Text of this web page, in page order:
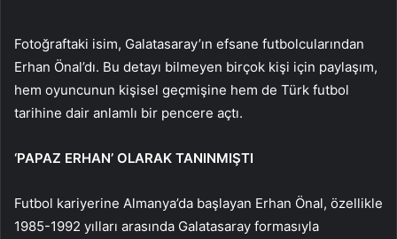
Fotoğraftaki isim, Galatasaray’ın efsane futbolcularından
Erhan Önal’dı. Bu detayı bilmeyen birçok kişi için paylaşım,
hem oyuncunun kişisel geçmişine hem de Türk futbol
tarihine dair anlamlı bir pencere açtı.
‘PAPAZ ERHAN’ OLARAK TANINMIŞTI
Futbol kariyerine Almanya’da başlayan Erhan Önal, özellikle
1985-1992 yılları arasında Galatasaray formasıyla